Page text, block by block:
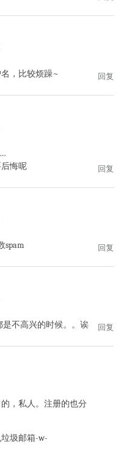
，比较烦躁~ 回复
悔呢
回复
spam 回复
不高兴的时候。。诶 回复
，私人。注册的也分
圾邮箱-w-